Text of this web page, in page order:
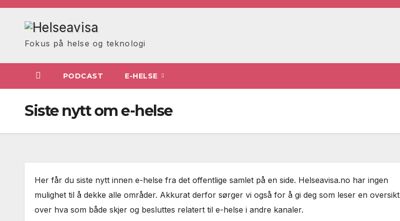
Skip
Fokus på helse og teknologi
PODCAST E-HELSE
Siste nytt om e-helse
Her får du siste nytt innen e-helse fra det offentlige samlet på en side. Helseavisa.no har ingen
mulighet til å dekke alle områder. Akkurat derfor sørger vi også for å gi deg som leser en oversikt
over hva som både skjer og besluttes relatert til e-helse i andre kanaler.